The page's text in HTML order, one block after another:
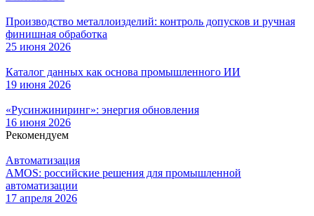
Производство металлоизделий: контроль допусков и ручная
финишная обработка
25 июня 2026
Каталог данных как основа промышленного ИИ
19 июня 2026
«Русинжиниринг»: энергия обновления
16 июня 2026
Рекомендуем
Автоматизация
AMOS: российские решения для промышленной
автоматизации
17 апреля 2026